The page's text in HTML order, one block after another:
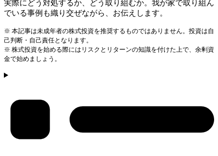
実際にどう対処するか、どう取り組むか。我が家で取り組ん
でいる事例も織り交ぜながら、お伝えします。
※ 本記事は未成年者の株式投資を推奨するものではありません。投資は自
己判断・自己責任となります。
※ 株式投資を始める際にはリスクとリターンの知識を付けた上で、余剰資
金で始めましょう。